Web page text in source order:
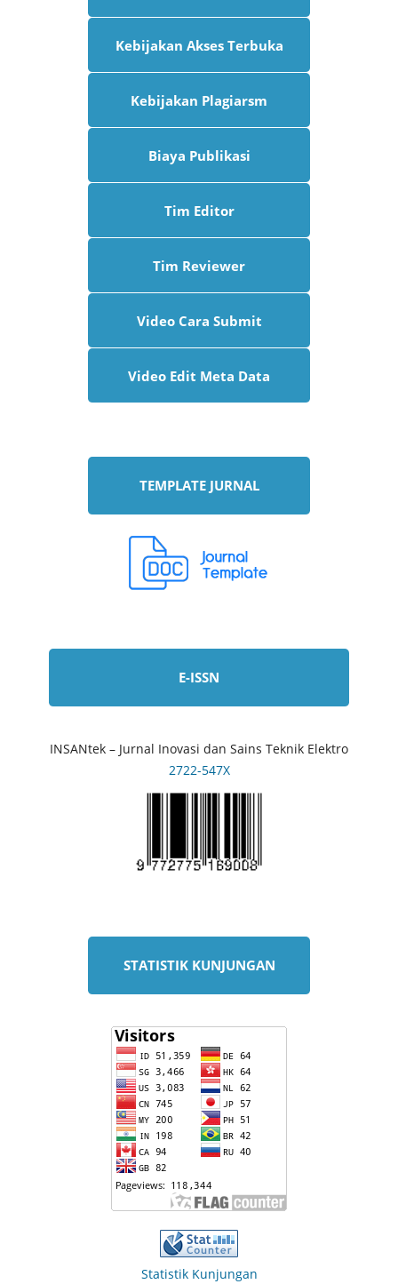
Kebijakan Akses Terbuka
Kebijakan Plagiarsm
Biaya Publikasi
Tim Editor
Tim Reviewer
Video Cara Submit
Video Edit Meta Data
TEMPLATE JURNAL
E-ISSN
INSANtek – Jurnal Inovasi dan Sains Teknik Elektro
2722-547X
STATISTIK KUNJUNGAN
Statistik Kunjungan